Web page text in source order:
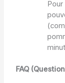
FAQ